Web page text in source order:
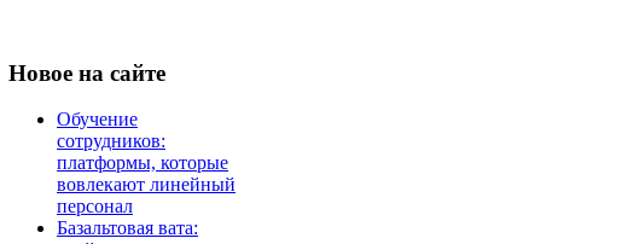
Новое на сайте
Обучение
сотрудников:
платформы, которые
вовлекают линейный
персонал
Базальтовая вата: